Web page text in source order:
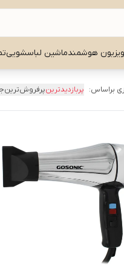
هوشمندماشین لباسشویی
براساس: پربازدیدترینپرفروش‌ترین